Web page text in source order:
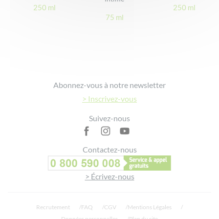
250 ml
75 ml
250 ml
Abonnez-vous à notre newsletter
> Inscrivez-vous
Suivez-nous
Contactez-nous
> Écrivez-nous
Recrutement FAQ CGV
Mentions Légales